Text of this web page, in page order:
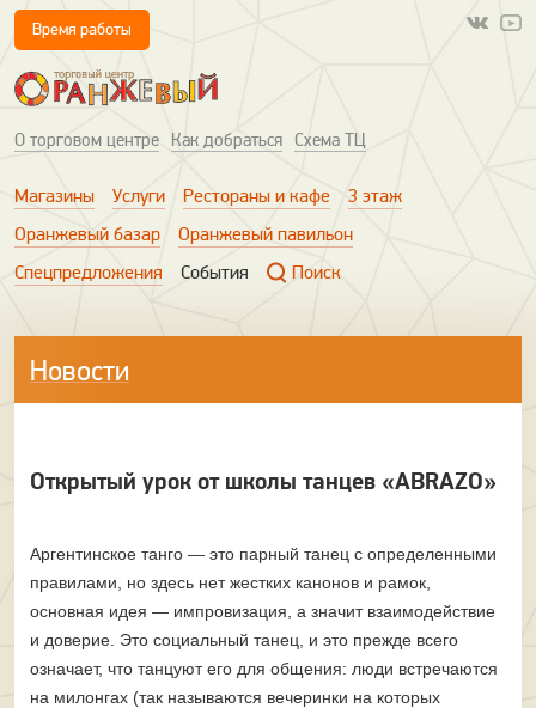
О торговом центре Как добраться Схема ТЦ
Время работы
Магазины Услуги Рестораны и кафе
3 этаж
Оранжевый базар
Оранжевый павильон
Спецпредложения
События Поиск
Новости
Открытый урок от школы танцев «ABRAZO»
Аргентинское танго — это парный танец с определенными
правилами, но здесь нет жестких канонов и рамок,
основная идея — импровизация, а значит взаимодействие
и доверие. Это социальный танец, и это прежде всего
означает, что танцуют его для общения: люди встречаются
на милонгах (так называются вечеринки на которых